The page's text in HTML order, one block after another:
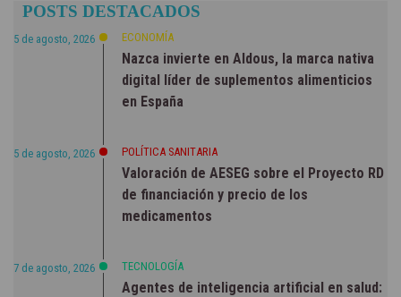
POSTS DESTACADOS
5 de agosto, 2026 ECONOMÍA
Nazca invierte en Aldous, la marca nativa
digital líder de suplementos alimenticios
en España
5 de agosto, 2026 POLÍTICA SANITARIA
Valoración de AESEG sobre el Proyecto RD
de financiación y precio de los
medicamentos
7 de agosto, 2026 TECNOLOGÍA
Agentes de inteligencia artificial en salud: